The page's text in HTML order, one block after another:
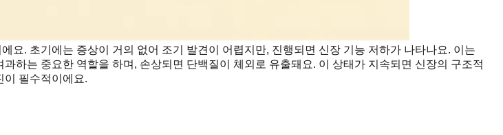
요. 초기에는 증상이 거의 없어 조기 발견이 어렵지만, 진행되면 신장 기능 저하가 나타나요. 이는
하는 중요한 역할을 하며, 손상되면 단백질이 체외로 유출돼요. 이 상태가 지속되면 신장의 구조적
이 필수적이에요.